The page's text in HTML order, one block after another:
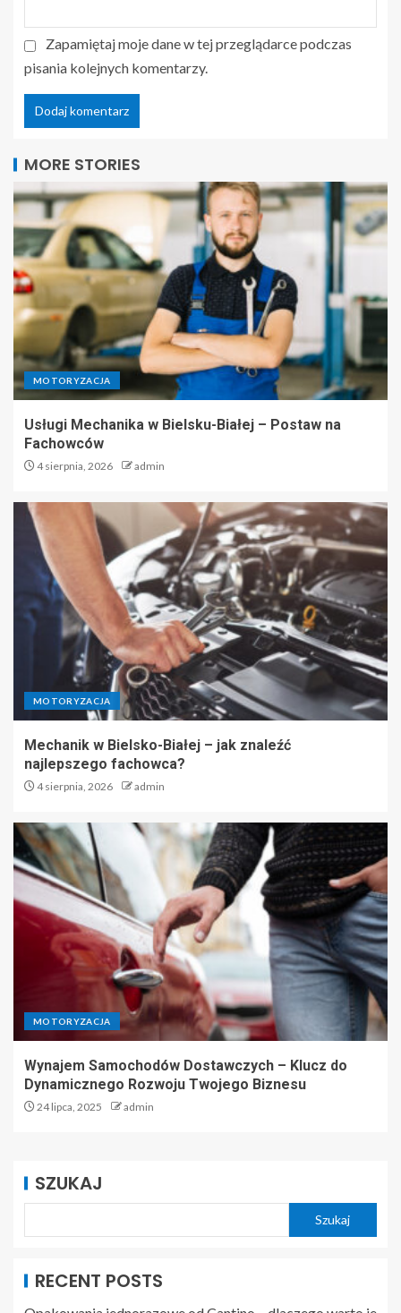
Zapamiętaj moje dane w tej przeglądarce podczas
pisania kolejnych komentarzy.
MORE STORIES
MOTORYZACJA
Usługi Mechanika w Bielsku-Białej – Postaw na
Fachowców
4 sierpnia, 2026 admin
MOTORYZACJA
Mechanik w Bielsko-Białej – jak znaleźć
najlepszego fachowca?
4 sierpnia, 2026 admin
MOTORYZACJA
Wynajem Samochodów Dostawczych – Klucz do
Dynamicznego Rozwoju Twojego Biznesu
24 lipca, 2025 admin
SZUKAJ
Szukaj
RECENT POSTS